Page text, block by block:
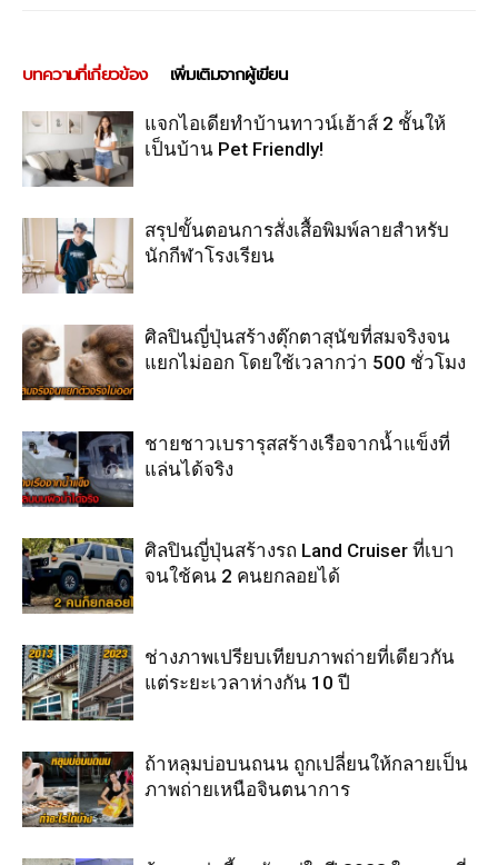
บทความที่เกี่ยวข้อง เพิ่มเติมจากผู้เขียน
แจกไอเดียทำบ้านทาวน์เฮ้าส์ 2 ชั้นให้
เป็นบ้าน Pet Friendly!
สรุปขั้นตอนการสั่งเสื้อพิมพ์ลายสำหรับ
นักกีฬาโรงเรียน
ศิลปินญี่ปุ่นสร้างตุ๊กตาสุนัขที่สมจริงจน
แยกไม่ออก โดยใช้เวลากว่า 500 ชั่วโมง
ชายชาวเบรารุสสร้างเรือจากน้ำแข็งที่
แล่นได้จริง
ศิลปินญี่ปุ่นสร้างรถ Land Cruiser ที่เบา
จนใช้คน 2 คนยกลอยได้
ช่างภาพเปรียบเทียบภาพถ่ายที่เดียวกัน
แต่ระยะเวลาห่างกัน 10 ปี
ถ้าหลุมบ่อบนถนน ถูกเปลี่ยนให้กลายเป็น
ภาพถ่ายเหนือจินตนาการ